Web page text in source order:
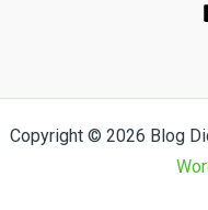
Copyright © 2026 Blog